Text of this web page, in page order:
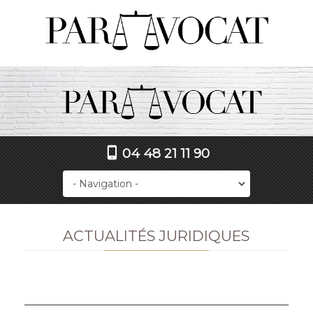
04 48 21 11 90
ACTUALITÉS JURIDIQUES